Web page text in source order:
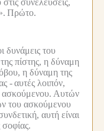
Πρώτο.
δυνάμεις του
πίστης, η δύναμη
η δύναμη της
-αυτές λοιπόν,
ασκούμενου. Αυτών
του ασκούμενου
αυτή είναι